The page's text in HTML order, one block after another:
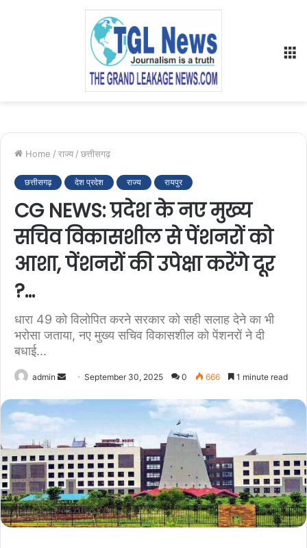
Home / राज्य / छत्तीसगढ़
छत्तीसगढ़ देश प्रदेश राज्य रायपुर
CG NEWS: प्रदेश के नए मुख्य
सचिव विकासशील से पेंशनरों को
आशा, पेंशनरों की उपेक्षा करेंगे दूर
?…
धारा 49 को विलोपित करने सरकार को सही सलाह देने का भी
भरोसा जताया, नए मुख्य सचिव विकासशील को पेंशनरों ने दी
बधाई...
admin
SendSeptember 30, 2025 0 666 1 minute read